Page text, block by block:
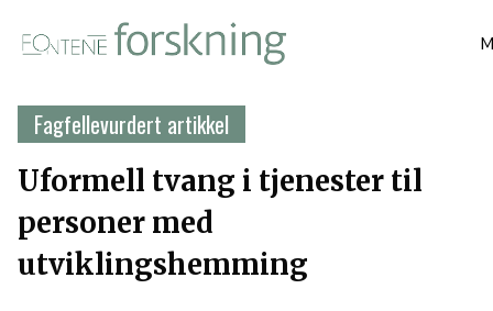
Fagfellevurdert artikkel
Uformell tvang i tjenester til
personer med
utviklingshemming